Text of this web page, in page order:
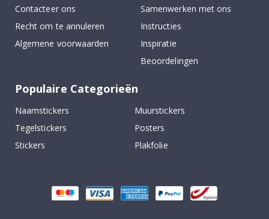
Contacteer ons
Recht om te annuleren
Algemene voorwaarden
Samenwerken met ons
Instructies
Inspiratie
Beoordelingen
Populaire Categorieën
Naamstickers
Muurstickers
Tegelstickers
Posters
Stickers
Plakfolie